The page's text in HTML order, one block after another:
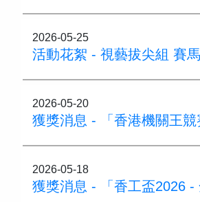
2026-05-25
2026-05-20
獲獎消息 - 「香港機關王競
2026-05-18